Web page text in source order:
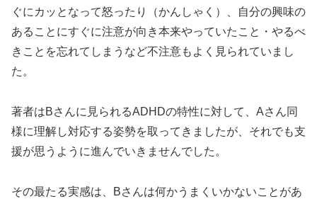
ぐにカッとなって怒ったり（かんしゃく）、自分の興味の
あることにすぐに注意が向き本来やっていたこと・やるべ
きことを忘れてしまうなど不注意もよく見られていまし
た。
著者はBさんに見られるADHDの特性に対して、Aさん同
様に理解し対応する姿勢を取ってきましたが、それでも支
援が思うように進んでいきませんでした。
その最たる実感は、Bさんは何かうまくいかないことがあ